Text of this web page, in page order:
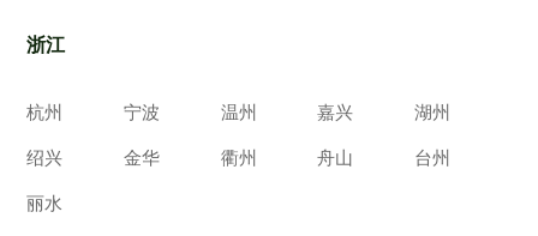
浙江
杭州 宁波 温州 嘉兴 湖州
绍兴 金华 衢州 舟山 台州
丽水